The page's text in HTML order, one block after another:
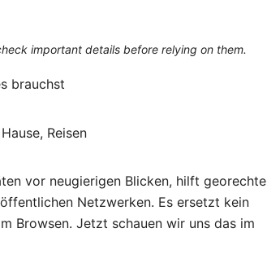
important details before relying on them.
brauchst
Reisen
vor neugierigen Blicken, hilft georechte
Netzwerken. Es ersetzt kein
Browsen. Jetzt schauen wir uns das im